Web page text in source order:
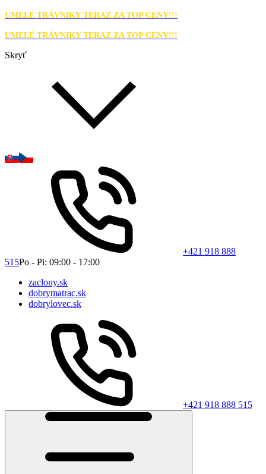
UMELÉ TRÁVNIKY TERAZ ZA TOP CENY!!!
UMELÉ TRÁVNIKY TERAZ ZA TOP CENY!!!
Skryť
+421 918 888
515Po - Pi: 09:00 - 17:00
zaclony.sk
dobrymatrac.sk
dobrylovec.sk
+421 918 888 515